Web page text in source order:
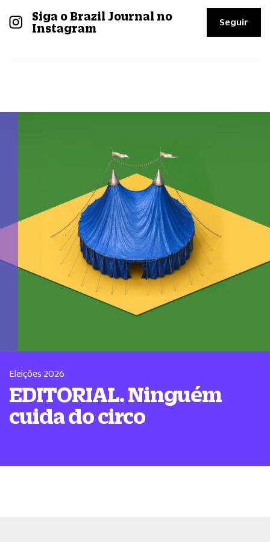
Siga o Brazil Journal no
Instagram
Seguir
Eleições 2026
EDITORIAL. Ninguém
cuida do circo